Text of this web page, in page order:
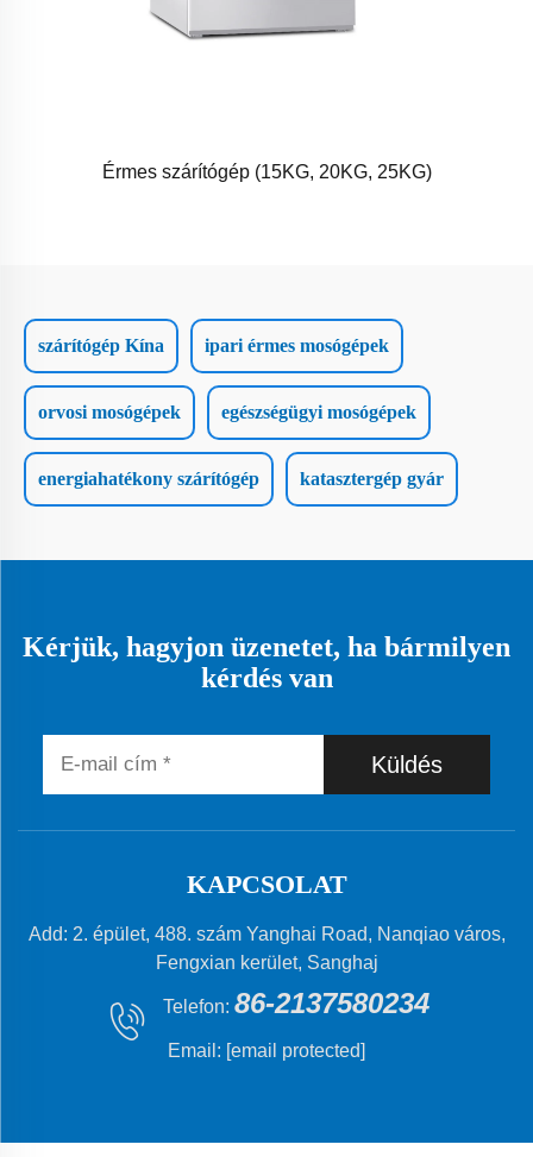
Érmes szárítógép (15KG, 20KG, 25KG)
szárítógép Kína ipari érmes mosógépek
orvosi mosógépek egészségügyi mosógépek
energiahatékony szárítógép katasztergép gyár
Kérjük, hagyjon üzenetet, ha bármilyen
kérdés van
Küldés
KAPCSOLAT
Add: 2. épület, 488. szám Yanghai Road, Nanqiao város,
Fengxian kerület, Sanghaj
Telefon: 86-2137580234
Email: [email protected]